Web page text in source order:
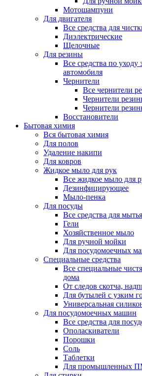
Мотошампуни
Для двигателя
Все средства для
Диэлектрические
Щелочные
Для резины
Все средства по
автомобиля
Чернители
Все чернители
Чернители
Чернители
Восстановители
Бытовая химия
Вся бытовая химия
Для полов
Удаление накипи
Для ковров
Жидкое мыло для рук
Все жидкое мыло для
Дезинфицирующее
Мыло-пенка
Для посуды
Все средства для
Гели
Хозяйственное мыло
Для ручной мойки
Для посудомоечных
Специальные средства
Все специальные
дома
От следов скотча,
Для бутылей с узким
Универсальная
Для посудомоечных машин
Все средства для
Ополаскиватели
Порошки
Соль
Таблетки
Для промышленных